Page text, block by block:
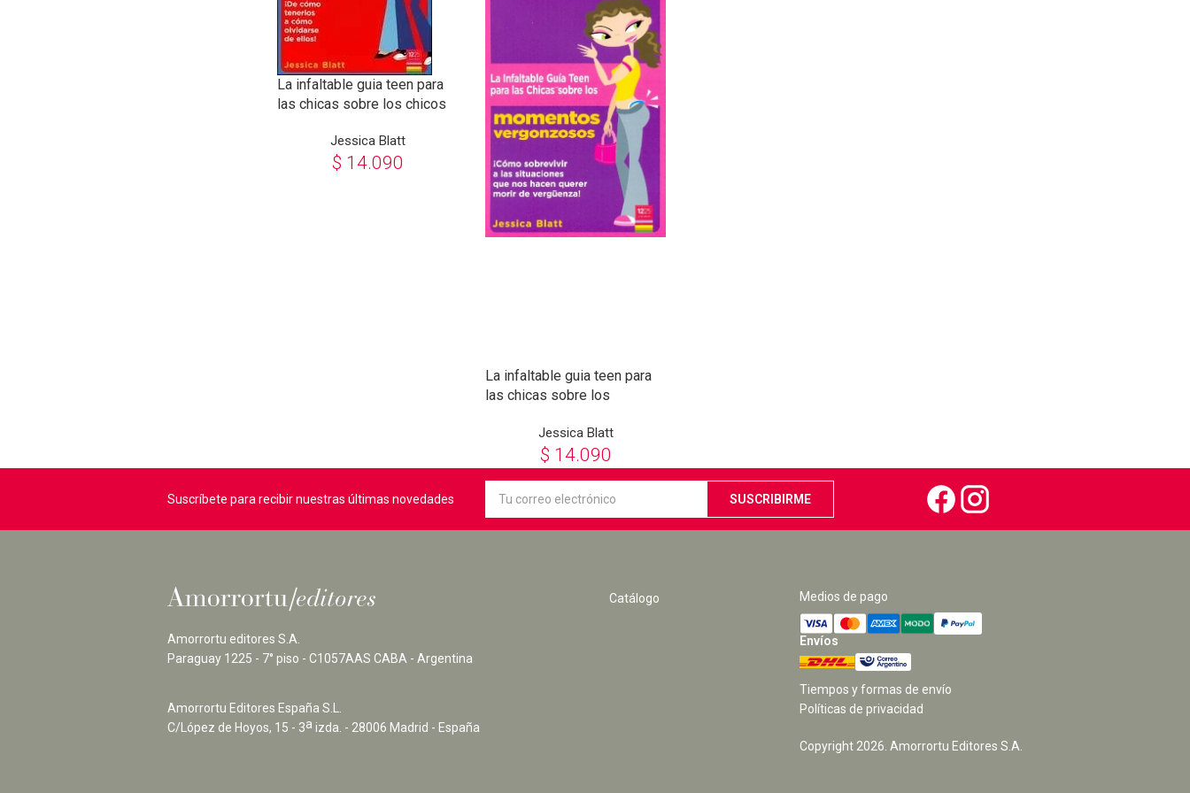
La infaltable guia teen para
las chicas sobre los chicos
Jessica Blatt
$ 14.090
La infaltable guia teen para
las chicas sobre los
Jessica Blatt
$ 14.090
Suscríbete para recibir nuestras últimas novedades
Amorrortu editores S.A.
Paraguay 1225 - 7° piso - C1057AAS CABA - Argentina
Amorrortu Editores España S.L.
C/López de Hoyos, 15 - 3a izda. - 28006 Madrid - España
Catálogo Medios de pago
Envíos
Tiempos y formas de envío
Políticas de privacidad
Copyright 2026 . Amorrortu Editores S.A.